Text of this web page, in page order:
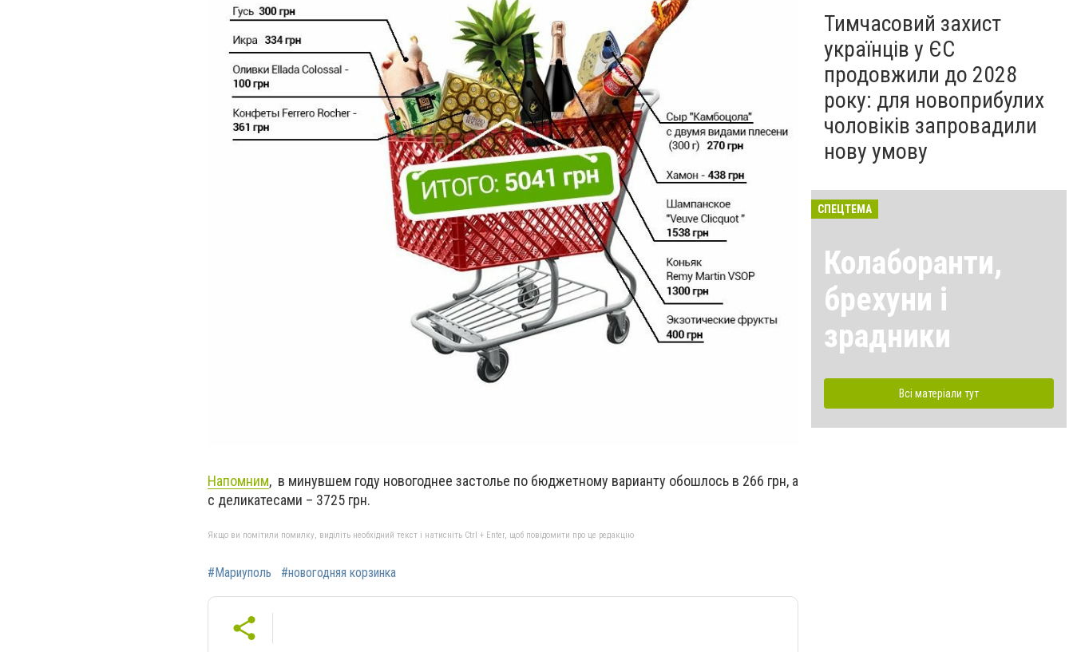
Напомним, в минувшем году новогоднее застолье по бюджетному варианту обошлось в 266 грн, а
с деликатесами – 3725 грн.
Якщо ви помітили помилку, виділіть необхідний текст і натисніть Ctrl + Enter, щоб повідомити про це редакцію
#Мариуполь #новогодняя корзинка
Тимчасовий захист
українців у ЄС
продовжили до 2028
року: для новоприбулих
чоловіків запровадили
нову умову
СПЕЦТЕМА
Колаборанти,
брехуни і
зрадники
Всі матеріали тут